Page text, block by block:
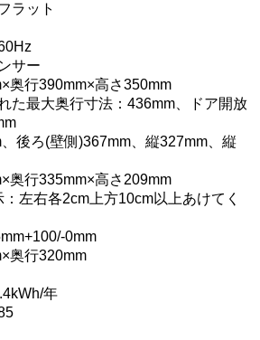
ラット
サー
奥行390mm×高さ350mm
た最大奥行寸法：436mm、ドア開放
後ろ(壁側)367mm、縦327mm、縦
奥行335mm×高さ209mm
：左右各2cm上方10cm以上あけてく
0mm
奥行320mm
年